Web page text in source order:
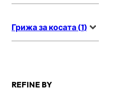
Грижа за косата (1)
REFINE BY